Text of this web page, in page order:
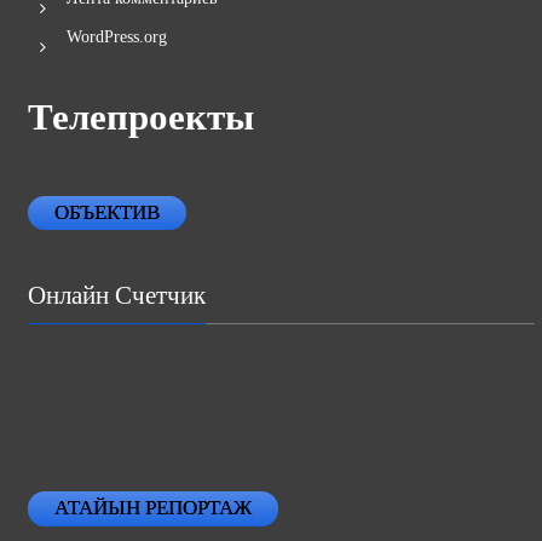
WordPress.org
Телепроекты
ОБЪЕКТИВ
Онлайн Счетчик
АТАЙЫН РЕПОРТАЖ